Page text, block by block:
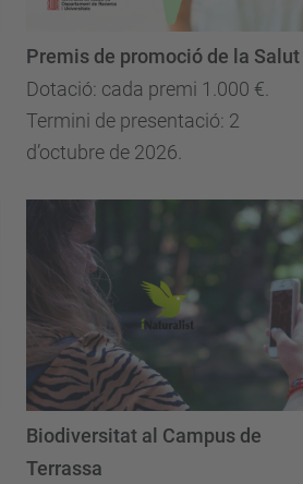
Dotació: cada premi 1.000 €.
Termini de presentació: 2
d’octubre de 2026.
Premis de promoció de la Salut
Biodiversitat al Campus de
Terrassa